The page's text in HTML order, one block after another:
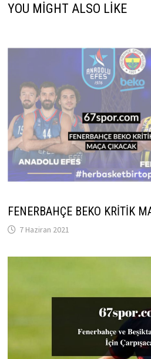
YOU MIGHT ALSO LIKE
FENERBAHÇE BEKO KRİTİK
7 Haziran 2021